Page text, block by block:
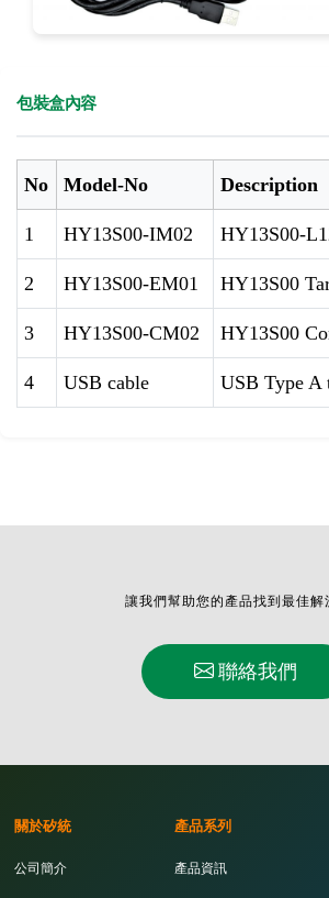
包裝盒內容
No Model-No Description
1 HY13S00-IM02 HY13S00-
2 HY13S00-EM01 HY13S00
3 HY13S00-CM02 HY13S00
4 USB cable USB Type
讓我們幫助您的產品找到最佳解
聯絡我們
關於矽統
公司簡介
產品系列
產品資訊